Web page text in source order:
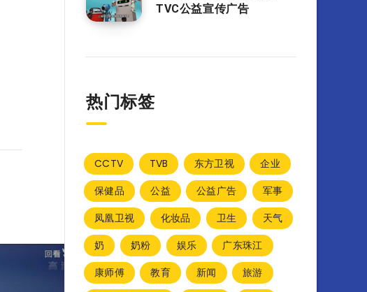
TVC公益宣传广告
热门标签
CCTV TVB 东方卫视
企业
保健品
公益 公益广告
军事
凤凰卫视
化妆品 卫生
天气
奶
奶粉 娱乐
广东珠江
康师傅
教育 新闻
旅游